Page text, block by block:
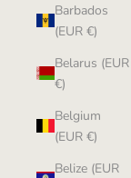
Barbados
(EUR €)
Belarus (EUR
€)
Belgium
(EUR €)
Belize (EUR